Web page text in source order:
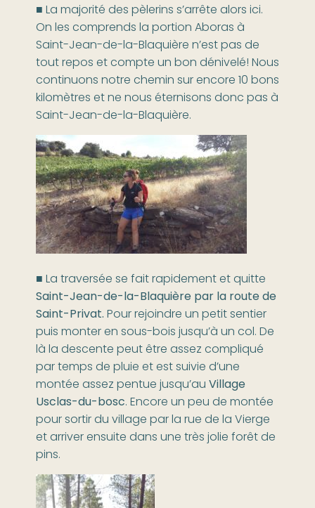
■ La majorité des pèlerins s’arrête alors ici.
On les comprends la portion Aboras à
Saint-Jean-de-la-Blaquière n’est pas de
tout repos et compte un bon dénivelé! Nous
continuons notre chemin sur encore 10 bons
kilomètres et ne nous éternisons donc pas à
Saint-Jean-de-la-Blaquière.
■ La traversée se fait rapidement et quitte
Saint-Jean-de-la-Blaquière par la route de
Saint-Privat.Pour rejoindre un petit sentier
puis monter en sous-bois jusqu’à un col. De
là la descente peut être assez compliqué
par temps de pluie et est suivie d’une
montée assez pentue jusqu’auVillage
Usclas-du-bosc. Encore un peu de montée
pour sortir du village par la rue de la Vierge
et arriver ensuite dans une très jolie forêt de
pins.